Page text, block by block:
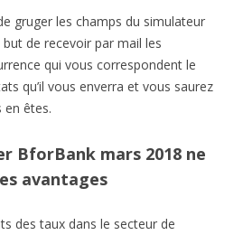
gruger les champs du simulateur
de recevoir par mail les
qui vous correspondent le
qu’il vous enverra et vous saurez
en êtes.
BforBank mars 2018 ne
avantages
des taux dans le secteur de